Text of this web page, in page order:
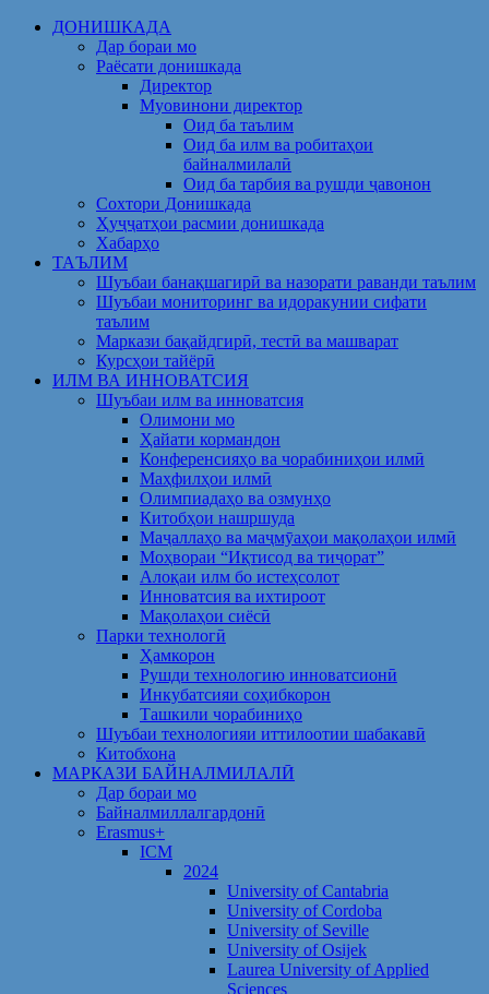
Skip
ДОНИШКАДА
Дар бораи мо
Раёсати донишкада
Директор
Муовинони директор
Оид ба таълим
Оид ба илм ва робитаҳои
байналмилалӣ
Оид ба тарбия ва рушди ҷавонон
Сохтори Донишкада
Ҳуҷҷатҳои расмии донишкада
Хабарҳо
ТАЪЛИМ
Шуъбаи банақшагирӣ ва назорати раванди таълим
Шуъбаи мониторинг ва идоракунии сифати
таълим
Маркази бақайдгирӣ, тестӣ ва машварат
Курсҳои тайёрӣ
ИЛМ ВА ИННОВАТСИЯ
Шуъбаи илм ва инноватсия
Олимони мо
Ҳайати кормандон
Конференсияҳо ва чорабиниҳои илмӣ
Маҳфилҳои илмӣ
Олимпиадаҳо ва озмунҳо
Китобҳои нашршуда
Маҷаллаҳо ва маҷмӯаҳои мақолаҳои илмӣ
Моҳвораи “Иқтисод ва тиҷорат”
Алоқаи илм бо истеҳсолот
Инноватсия ва ихтироот
Мақолаҳои сиёсӣ
Парки технологӣ
Ҳамкорон
Рушди технологию инноватсионӣ
Инкубатсияи соҳибкорон
Ташкили чорабиниҳо
Шуъбаи технологияи иттилоотии шабакавӣ
Китобхона
МАРКАЗИ БАЙНАЛМИЛАЛӢ
Дар бораи мо
Байналмиллалгардонӣ
Erasmus+
ICM
2024
University of Cantabria
University of Cordoba
University of Seville
University of Osijek
Laurea University of Applied
Sciences